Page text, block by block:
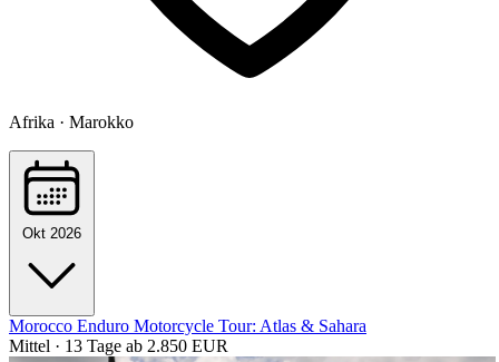
Afrika · Marokko
Okt 2026
Morocco Enduro Motorcycle Tour: Atlas & Sahara
Mittel · 13 Tage ab 2.850 EUR